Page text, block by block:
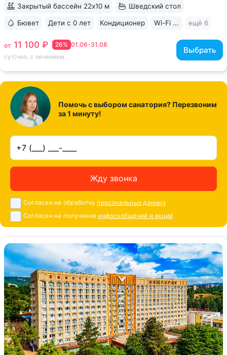
01.06-31.08
26%
от 11 100 ₽
сут/чел, с лечением
Выбрать
Закрытый бассейн 22х10 м Шведский стол
Бювет Дети с 0 лет Кондиционер Wi-Fi в номерах ещё 6
Помочь с выбором санатория? Перезвоним
за 1 минуту!
Жду звонка
Согласен на обработку персональных данных
Согласен на получение инфосообщений и акций